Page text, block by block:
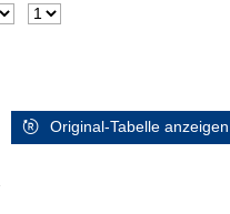
Original-Tabelle anzeigen